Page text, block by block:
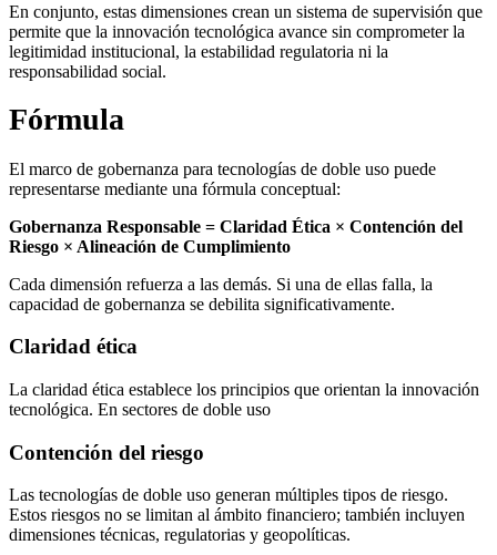
En conjunto, estas dimensiones crean un sistema de supervisión que
permite que la innovación tecnológica avance sin comprometer la
legitimidad institucional, la estabilidad regulatoria ni la
responsabilidad social.
Fórmula
El marco de gobernanza para tecnologías de doble uso puede
representarse mediante una fórmula conceptual:
Gobernanza Responsable = Claridad Ética × Contención del
Riesgo × Alineación de Cumplimiento
Cada dimensión refuerza a las demás. Si una de ellas falla, la
capacidad de gobernanza se debilita significativamente.
Claridad ética
La claridad ética establece los principios que orientan la innovación
tecnológica. En sectores de doble uso
Contención del riesgo
Las tecnologías de doble uso generan múltiples tipos de riesgo.
Estos riesgos no se limitan al ámbito financiero; también incluyen
dimensiones técnicas, regulatorias y geopolíticas.